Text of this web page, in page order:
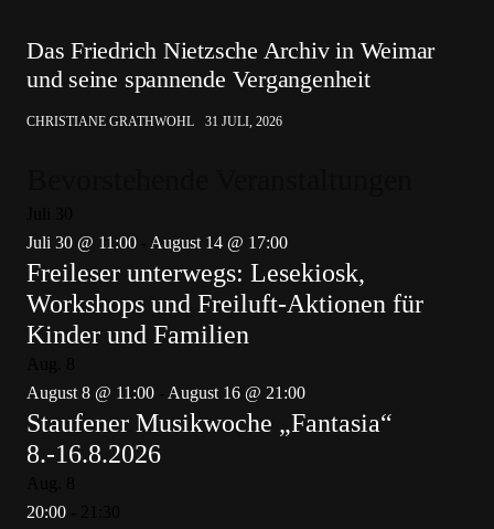
Das Friedrich Nietzsche Archiv in Weimar
und seine spannende Vergangenheit
CHRISTIANE GRATHWOHL 31 JULI, 2026
Juli 30 @ 11:00
August 14 @ 17:00
Freileser unterwegs: Lesekiosk,
Workshops und Freiluft-Aktionen für
Kinder und Familien
August 8 @ 11:00
August 16 @ 21:00
Staufener Musikwoche „Fantasia“
8.-16.8.2026
20:00